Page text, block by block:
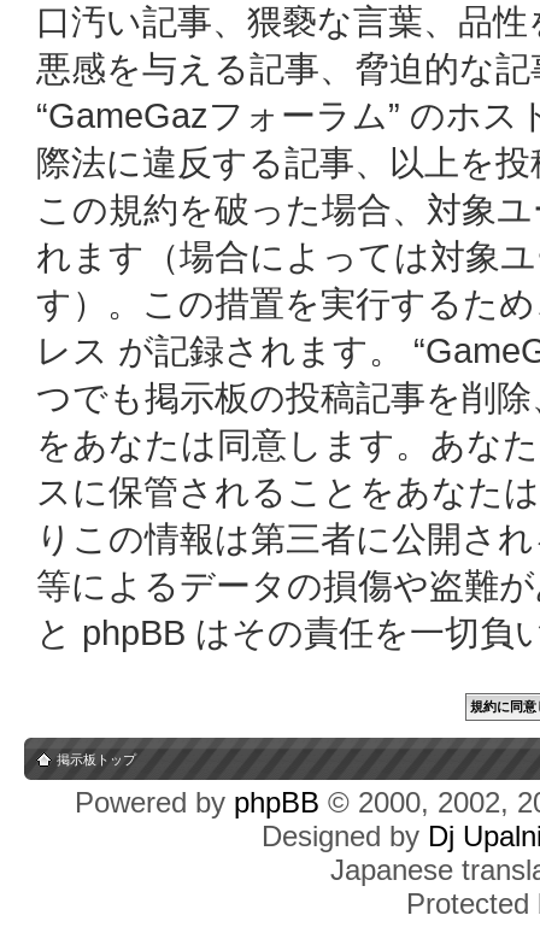
口汚い記事、猥褻な言葉、品
悪感を与える記事、脅迫的な
“GameGazフォーラム” のホ
際法に違反する記事、以上を
この規約を破った場合、対象
れます（場合によっては対象
す）。この措置を実行するた
レス が記録されます。
つでも掲示板の投稿記事を削
をあなたは同意します。あな
スに保管されることをあなた
りこの情報は第三者に公開さ
等によるデータの損傷や盗難
と phpBB はその責任を一切負
掲示板トップ
Powered by phpBB © 2000, 2002,
Designed by Dj
Japanese